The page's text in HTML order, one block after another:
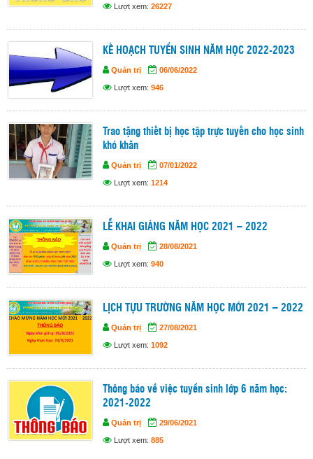
Lượt xem: 26227
KẾ HOẠCH TUYỂN SINH NĂM HỌC 2022-2023
Quản trị 06/06/2022
Lượt xem: 946
Trao tặng thiết bị học tập trực tuyến cho học sinh
khó khăn
Quản trị 07/01/2022
Lượt xem: 1214
LỄ KHAI GIẢNG NĂM HỌC 2021 – 2022
Quản trị 28/08/2021
Lượt xem: 940
LỊCH TỰU TRƯỜNG NĂM HỌC MỚI 2021 – 2022
Quản trị 27/08/2021
Lượt xem: 1092
Thông báo về việc tuyển sinh lớp 6 năm học:
2021-2022
Quản trị 29/06/2021
Lượt xem: 885